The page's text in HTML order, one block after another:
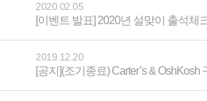
2020.02.05
2019.12.20